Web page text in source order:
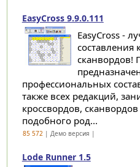
EasyCross 9.9.0.111
EasyCross -
составления
сканвордов!
профессиональных
также всех редакций,
кроссвордов,
подобного род...
85 572| Демо версия |
Lode Runner 1.5